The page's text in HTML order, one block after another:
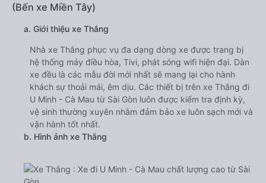
(Bến xe Miền Tây)
a. Giới thiệu xe Thắng
Nhà xe Thắng phục vụ đa dạng dòng xe được trang bị
hệ thống máy điều hòa, Tivi, phát sóng wifi hiện đại. Dàn
xe đều là các mẫu đời mới nhất sẽ mang lại cho hành
khách sự thoải mái, êm dịu. Các thiết bị trên xe Thắng đi
U Minh - Cà Mau từ Sài Gòn luôn được kiểm tra định kỳ,
vệ sinh thường xuyên nhằm đảm bảo xe luôn sạch mới và
vận hành tốt nhất.
b. Hình ảnh xe Thắng